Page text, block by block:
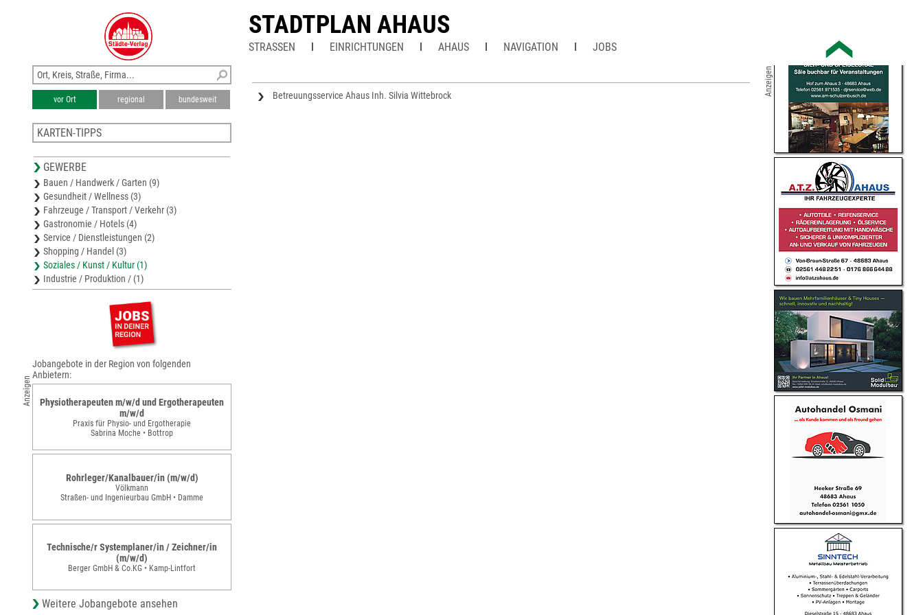
STADTPLAN AHAUS
STRASSEN EINRICHTUNGEN AHAUS NAVIGATION JOBS
Betreuungsservice Ahaus Inh. Silvia Wittebrock
vor Ort regional bundesweit
KARTEN-TIPPS
Stadtplan Gronau
Stadtplan Coesfeld
Stadtplan Ochtrup
Karte Landkreis Coesfeld
GEWERBE
Bauen / Handwerk / Garten (9)
Gesundheit / Wellness (3)
Fahrzeuge / Transport / Verkehr (3)
Gastronomie / Hotels (4)
Service / Dienstleistungen (2)
Shopping / Handel (3)
Soziales / Kunst / Kultur (1)
Industrie / Produktion / (1)
Anzeigen
Jobangebote in der Region von folgenden
Anbietern:
Physiotherapeuten m/w/d und Ergotherapeuten
m/w/d
Praxis für Physio- und Ergotherapie
Sabrina Moche • Bottrop
Rohrleger/Kanalbauer/in (m/w/d)
Völkmann
Straßen- und Ingenieurbau GmbH • Damme
Technische/r Systemplaner/in / Zeichner/in
(m/w/d)
Berger GmbH & Co.KG • Kamp-Lintfort
Weitere Jobangebote ansehen
Anzeigen